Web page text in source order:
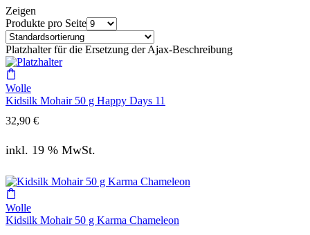
Zeigen
Produkte pro Seite
Platzhalter für die Ersetzung der Ajax-Beschreibung
Wolle
Kidsilk Mohair 50 g Happy Days 11
32,90 €
inkl. 19 % MwSt.
Wolle
Kidsilk Mohair 50 g Karma Chameleon